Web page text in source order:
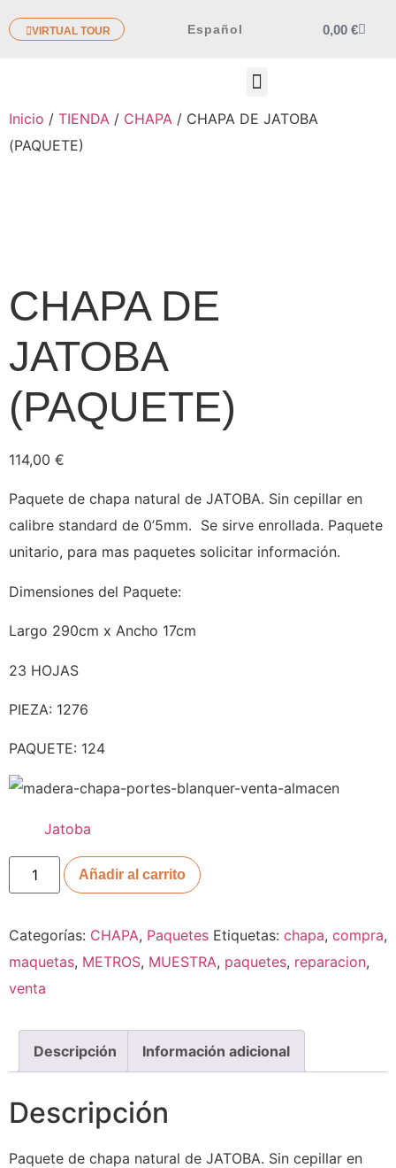
VIRTUAL TOUR Español 0,00 €
Inicio / TIENDA / CHAPA / CHAPA DE JATOBA
(PAQUETE)
CHAPA DE
JATOBA
(PAQUETE)
114,00 €
Paquete de chapa natural de JATOBA. Sin cepillar en
calibre standard de 0’5mm. Se sirve enrollada. Paquete
unitario, para mas paquetes solicitar información.
Dimensiones del Paquete:
Largo 290cm x Ancho 17cm
23 HOJAS
PIEZA: 1276
PAQUETE: 124
Jatoba
Añadir al carrito
Categorías: CHAPA, Paquetes Etiquetas: chapa, compra,
maquetas, METROS, MUESTRA, paquetes, reparacion,
venta
Descripción Información adicional
Descripción
Paquete de chapa natural de JATOBA. Sin cepillar en